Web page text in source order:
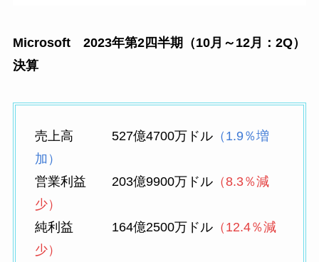
Microsoft 2023年第2四半期（10月～12月：2Q）
決算
売上高 527億4700万ドル（1.9％増
加）
営業利益 203億9900万ドル（8.3％減
少）
純利益 164億2500万ドル（12.4％減
少）